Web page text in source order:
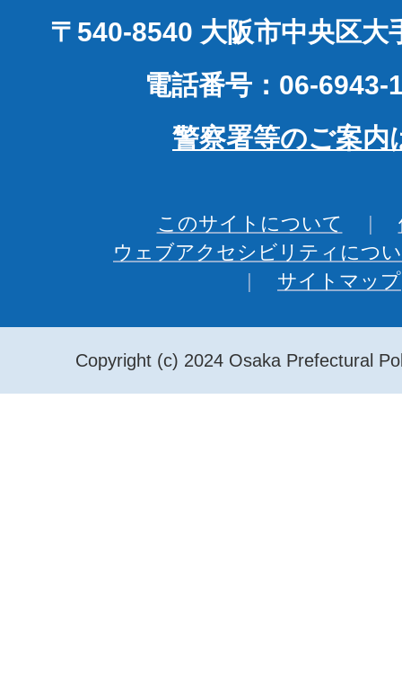
〒540-8540 大阪市中央区大
電話番号：06-6943-
警察署等のご案内
このサイトについて
ウェブアクセシビリティにつ
サイトマップ
Copyright (c) 2024 Osaka Prefectural